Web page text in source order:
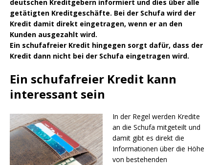
deutschen Kreditgebern informiert und dies über alle
getätigten Kreditgeschäfte. Bei der Schufa wird der
Kredit damit direkt eingetragen, wenn er an den
Kunden ausgezahlt wird.
Ein schufafreier Kredit hingegen sorgt dafür, dass der
Kredit dann nicht bei der Schufa eingetragen wird.
Ein schufafreier Kredit kann
interessant sein
In der Regel werden Kredite
an die Schufa mitgeteilt und
damit gibt es direkt die
Informationen über die Höhe
von bestehenden